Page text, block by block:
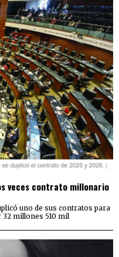
veces contrato millonario
uno de sus contratos para
millones 510 mil